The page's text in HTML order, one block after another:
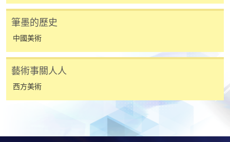
表可向報名中心或有關課程負責人索取。填妥申請
表格後，請連同報名費/學費以及所需證明文件親
報讀同一學歷頒授課程內其他單元
​學院為學歷頒授課程特設「註冊及學費通知」，適
用於一般學歷頒授課程。
課程負責人會為學員送上「註冊及學費通知」
筆墨的歷史
中國美術
藝術事關人人
西方美術